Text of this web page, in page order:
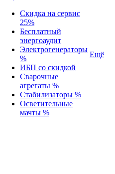
Скидка на сервис
25%
Бесплатный
энергоаудит
Электрогенераторы
%
ИБП со скидкой
Сварочные
агрегаты %
Стабилизаторы %
Осветительные
мачты %
Ещё